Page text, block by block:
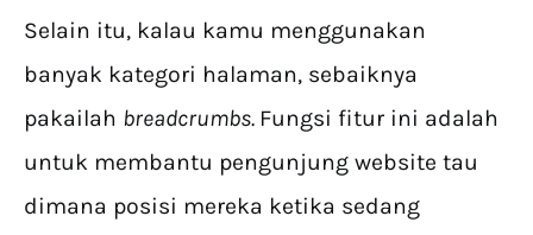
Selain itu, kalau kamu menggunakan
banyak kategori halaman, sebaiknya
pakailah breadcrumbs. Fungsi fitur ini adalah
untuk membantu pengunjung website tau
dimana posisi mereka ketika sedang